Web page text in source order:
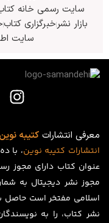
سایت رسمی خانه
بازار نشرخبرگزاری کتاب
سایت
معرفی انتشاراتکتیبه نوین
انتشارات کتیبه نوین، با
اسلامی مفتخر است
نشر کتاب، را به